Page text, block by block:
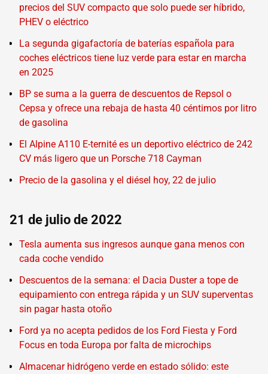
precios del SUV compacto que solo puede ser híbrido,
PHEV o eléctrico
La segunda gigafactoría de baterías española para
coches eléctricos tiene luz verde para estar en marcha
en 2025
BP se suma a la guerra de descuentos de Repsol o
Cepsa y ofrece una rebaja de hasta 40 céntimos por litro
de gasolina
El Alpine A110 E-ternité es un deportivo eléctrico de 242
CV más ligero que un Porsche 718 Cayman
Precio de la gasolina y el diésel hoy, 22 de julio
21 de julio de 2022
Tesla aumenta sus ingresos aunque gana menos con
cada coche vendido
Descuentos de la semana: el Dacia Duster a tope de
equipamiento con entrega rápida y un SUV superventas
sin pagar hasta otoño
Ford ya no acepta pedidos de los Ford Fiesta y Ford
Focus en toda Europa por falta de microchips
Almacenar hidrógeno verde en estado sólido: este